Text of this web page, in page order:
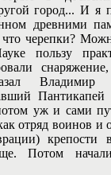
город... И я
древними
черепки?
пользу
Владимир
Пантикапей
уж и сами
отряд воинов и
Потом